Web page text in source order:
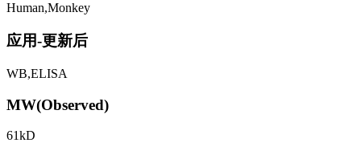
Human,Monkey
应用-更新后
WB,ELISA
MW(Observed)
61kD